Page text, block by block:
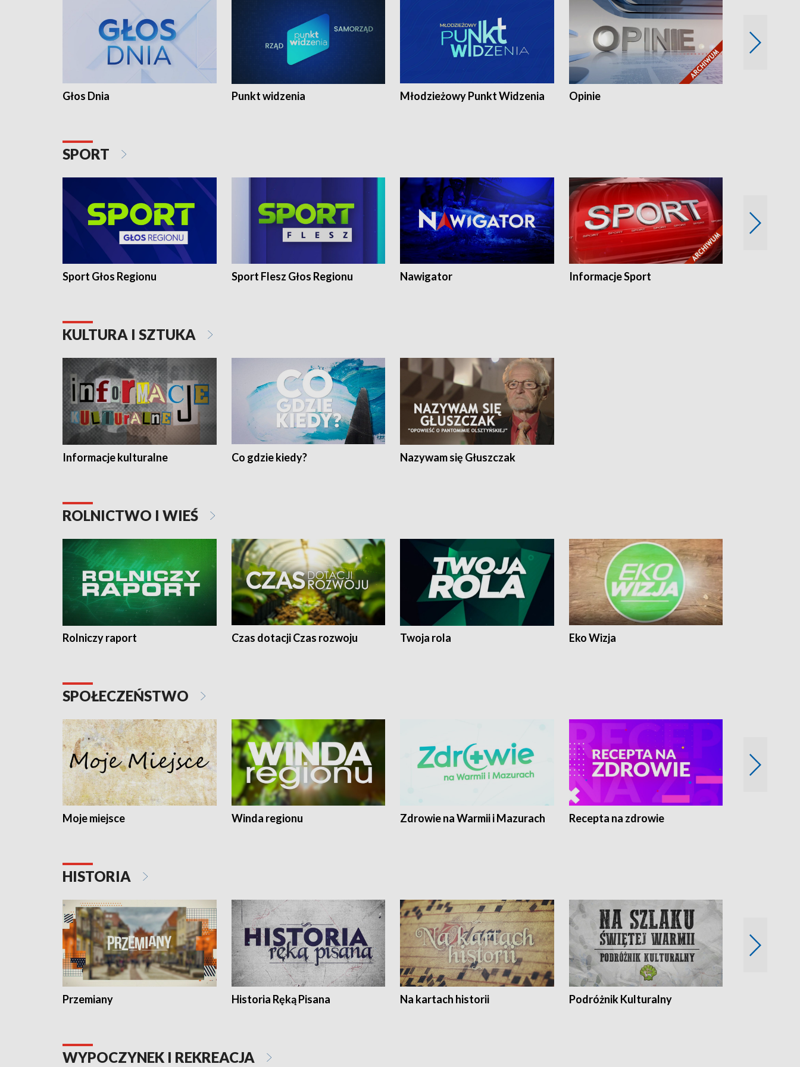
Głos Dnia Punkt widzenia Młodzieżowy Punkt Widzenia Opinie
SPORT
Sport Głos Regionu Sport Flesz Głos Regionu Nawigator Informacje Sport
KULTURA I SZTUKA
Informacje kulturalne Co gdzie kiedy? Nazywam się Głuszczak
ROLNICTWO I WIEŚ
Rolniczy raport Czas dotacji Czas rozwoju Twoja rola Eko Wizja
SPOŁECZEŃSTWO
Moje miejsce Winda regionu Zdrowie na Warmii i Mazurach Recepta na zdrowie
HISTORIA
Przemiany Historia Ręką Pisana Na kartach historii Podróżnik Kulturalny
WYPOCZYNEK I REKREACJA